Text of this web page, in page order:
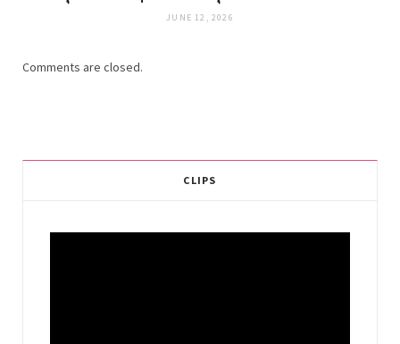
JUNE 12, 2026
Comments are closed.
CLIPS